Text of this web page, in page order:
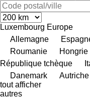
Luxembourg Europe
Allemagne
Roumanie
Hongrie
République tchèque
Danemark
Autriche
tout afficher
autres